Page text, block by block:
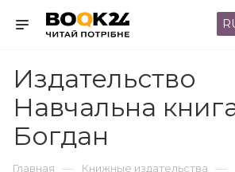
Издательство
Навчальна
Богдан
Главная — Книжные издательства —